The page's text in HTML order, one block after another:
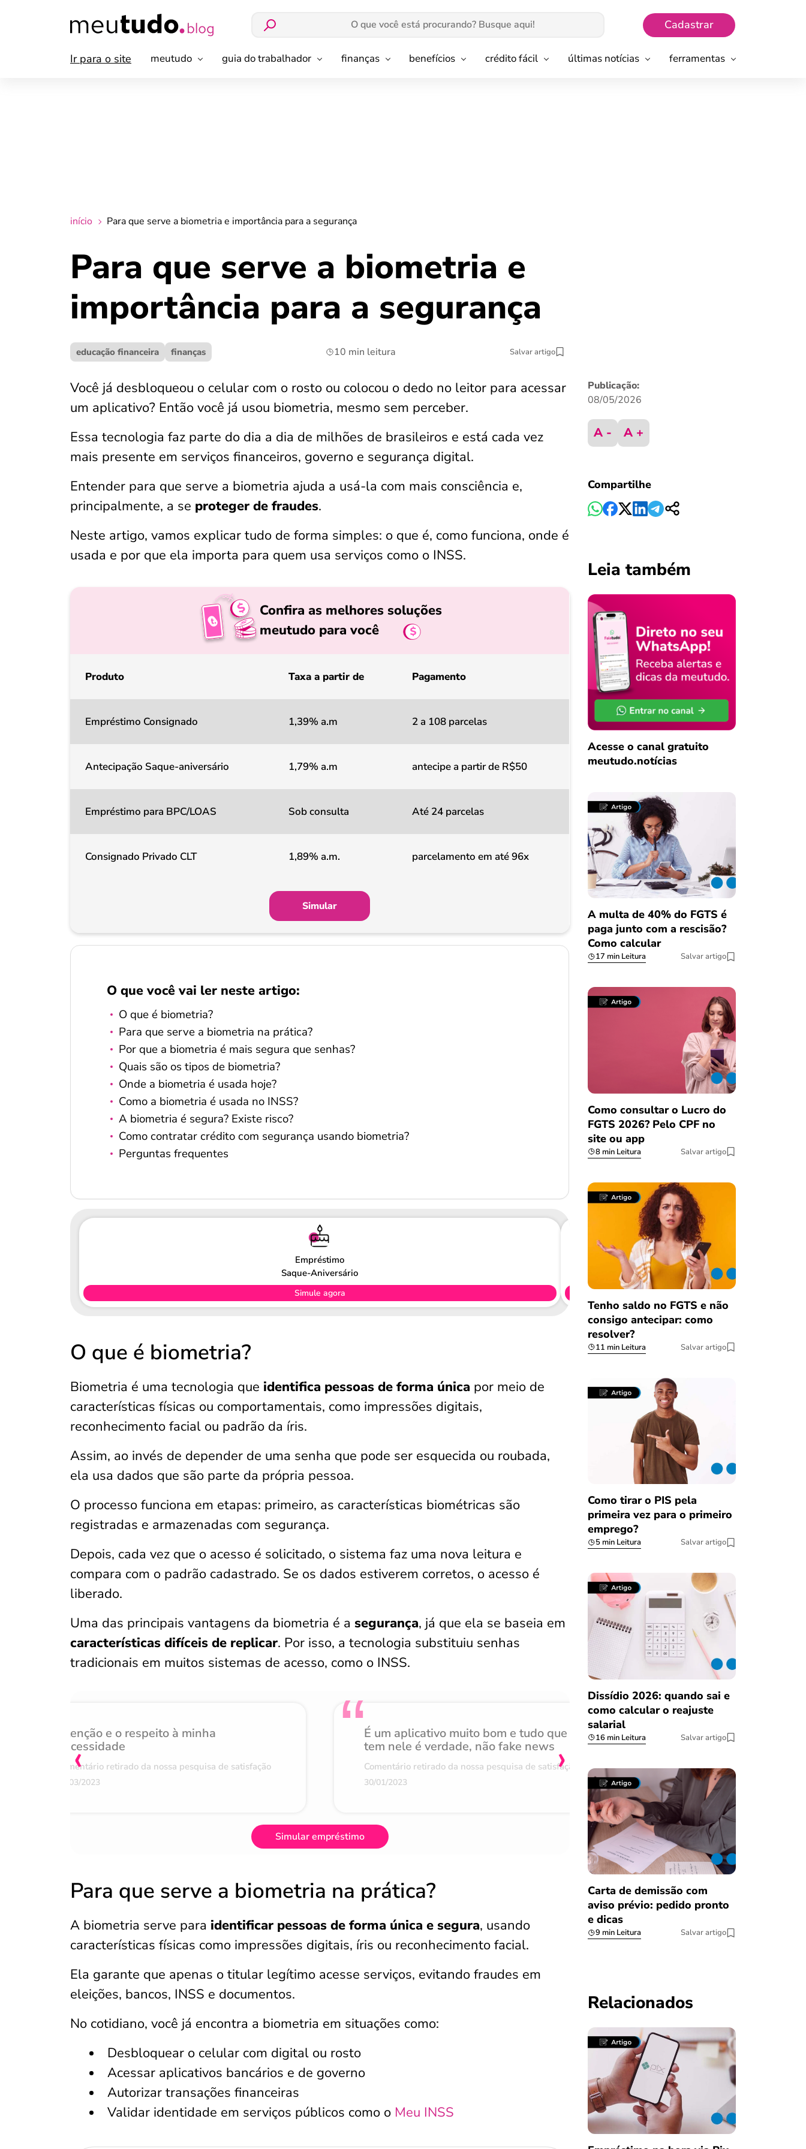
Cadastrar
Ir para o site meutudo guia do trabalhador finanças benefícios crédito fácil últimas notícias ferramentas
início Para que serve a biometria e importância para a segurança
Para que serve a biometria e
importância para a segurança
educação financeira finanças 10 min leitura Salvar artigo
Você já desbloqueou o celular com o rosto ou colocou o dedo no leitor para acessar
um aplicativo? Então você já usou biometria, mesmo sem perceber.
Essa tecnologia faz parte do dia a dia de milhões de brasileiros e está cada vez
mais presente em serviços financeiros, governo e segurança digital.
Entender para que serve a biometria ajuda a usá-la com mais consciência e,
principalmente, a se proteger de fraudes.
Neste artigo, vamos explicar tudo de forma simples: o que é, como funciona, onde é
usada e por que ela importa para quem usa serviços como o INSS.
Confira as melhores soluções
meutudo para você
Produto Taxa a partir de Pagamento
Empréstimo Consignado 1,39% a.m 2 a 108 parcelas
Antecipação Saque-aniversário 1,79% a.m antecipe a partir de R$50
Empréstimo para BPC/LOAS Sob consulta Até 24 parcelas
Consignado Privado CLT 1,89% a.m. parcelamento em até 96x
Simular
O que você vai ler neste artigo:
O que é biometria?
Para que serve a biometria na prática?
Por que a biometria é mais segura que senhas?
Quais são os tipos de biometria?
Onde a biometria é usada hoje?
Como a biometria é usada no INSS?
A biometria é segura? Existe risco?
Como contratar crédito com segurança usando biometria?
Perguntas frequentes
Empréstimo
Saque-Aniversário
Simule agora
O que é biometria?
Biometria é uma tecnologia que identifica pessoas de forma única por meio de
características físicas ou comportamentais, como impressões digitais,
reconhecimento facial ou padrão da íris.
Assim, ao invés de depender de uma senha que pode ser esquecida ou roubada,
ela usa dados que são parte da própria pessoa.
O processo funciona em etapas: primeiro, as características biométricas são
registradas e armazenadas com segurança.
Depois, cada vez que o acesso é solicitado, o sistema faz uma nova leitura e
compara com o padrão cadastrado. Se os dados estiverem corretos, o acesso é
liberado.
Uma das principais vantagens da biometria é a segurança, já que ela se baseia em
características difíceis de replicar. Por isso, a tecnologia substituiu senhas
tradicionais em muitos sistemas de acesso, como o INSS.
Atenção e o respeito à minha
necessidade
Comentário retirado da nossa pesquisa de satisfação
07/03/2023
É um aplicativo muito bom e tudo que
tem nele é verdade, não fake news
Comentário retirado da nossa pesquisa de satisfação
30/01/2023
Achei muito rápido,
burocracia
Comentário retirado da nossa
08/03/2023
‹ ›
Simular empréstimo
Para que serve a biometria na prática?
A biometria serve para identificar pessoas de forma única e segura, usando
características físicas como impressões digitais, íris ou reconhecimento facial.
Ela garante que apenas o titular legítimo acesse serviços, evitando fraudes em
eleições, bancos, INSS e documentos.
No cotidiano, você já encontra a biometria em situações como:
Desbloquear o celular com digital ou rosto
Acessar aplicativos bancários e de governo
Autorizar transações financeiras
Validar identidade em serviços públicos como o Meu INSS
Publicação:
08/05/2026
A - A +
Compartilhe
Leia também
Acesse o canal gratuito
meutudo.notícias
A multa de 40% do FGTS é
paga junto com a rescisão?
Como calcular
17 min Leitura Salvar artigo
Como consultar o Lucro do
FGTS 2026? Pelo CPF no
site ou app
8 min Leitura Salvar artigo
Tenho saldo no FGTS e não
consigo antecipar: como
resolver?
11 min Leitura Salvar artigo
Como tirar o PIS pela
primeira vez para o primeiro
emprego?
5 min Leitura Salvar artigo
Dissídio 2026: quando sai e
como calcular o reajuste
salarial
16 min Leitura Salvar artigo
Carta de demissão com
aviso prévio: pedido pronto
e dicas
9 min Leitura Salvar artigo
Relacionados